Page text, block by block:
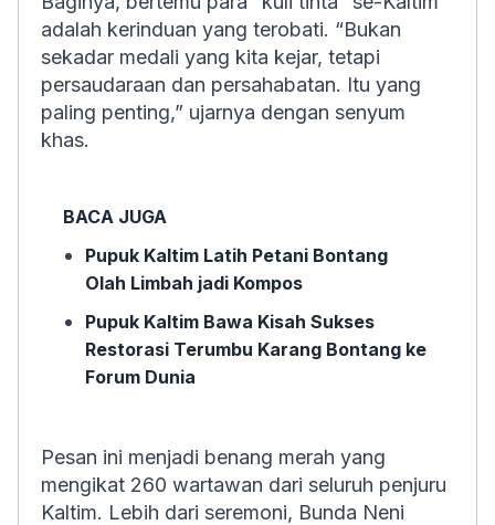
adalah kerinduan yang terobati. “Bukan
sekadar medali yang kita kejar, tetapi
persaudaraan dan persahabatan. Itu yang
paling penting,” ujarnya dengan senyum
khas.
BACA JUGA
Pupuk Kaltim Latih Petani Bontang
Olah Limbah jadi Kompos
Pupuk Kaltim Bawa Kisah Sukses
Restorasi Terumbu Karang Bontang ke
Forum Dunia
Pesan ini menjadi benang merah yang
mengikat 260 wartawan dari seluruh penjuru
Kaltim. Lebih dari seremoni, Bunda Neni